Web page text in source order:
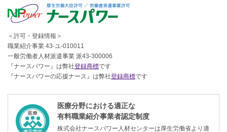
＜許可・登録情報＞
職業紹介事業 43-ユ-010011
一般労働者人材派遣事業 派43-300006
『ナースパワー』は弊社登録商標です
『ナースパワーの応援ナース』は弊社登録商標です
医療分野における適正な
有料職業紹介事業者認定制度
株式会社ナースパワー人材センターは厚生労働省より適